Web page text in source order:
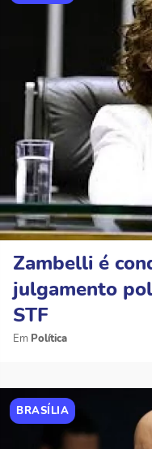
Zambelli é
julgamento
STF
Política
BRASÍLIA